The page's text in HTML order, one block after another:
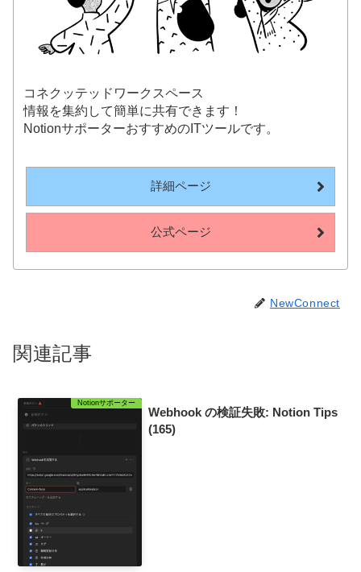
コネクッテッドワークスペース
情報を集約して簡単に共有できます！
NotionサポーターおすすめのITツールです。
詳細ページ
公式ページ
NewConnect
関連記事
Notionサポーター
Webhook の検証失敗: Notion Tips
(165)